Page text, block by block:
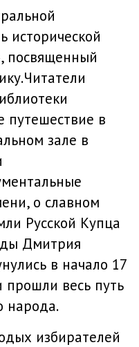
исторической
посвященный
путешествие в
зале в
о славном
Русской Купца
Дмитрия
в начало 17
прошли весь путь
народа.
избирателей